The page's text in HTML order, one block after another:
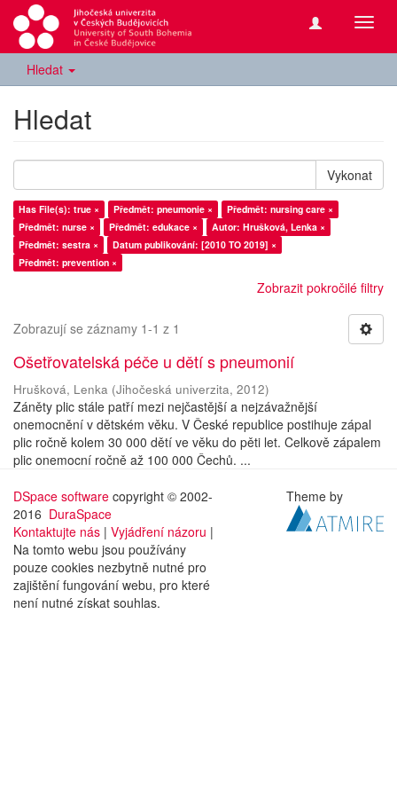
Hledat
Hledat
Vykonat
Has File(s): true × Předmět: pneumonie ×
Předmět: nursing care ×
Předmět: nurse ×
Předmět: edukace ×
Autor: Hrušková, Lenka ×
Předmět: sestra ×
Datum publikování: [2010 TO 2019] ×
Předmět: prevention ×
Zobrazit pokročilé filtry
Zobrazují se záznamy 1-1 z 1
Ošetřovatelská péče u dětí s pneumonií
Hrušková, Lenka (Jihočeská univerzita, 2012)
Záněty plic stále patří mezi nejčastější a nejzávažnější
onemocnění v dětském věku. V České republice postihuje zápal
plic ročně kolem 30 000 dětí ve věku do pěti let. Celkově zápalem
plic onemocní ročně až 100 000 Čechů. ...
DSpace software copyright © 2002-
2016 DuraSpace
Kontaktujte nás | Vyjádření názoru |
Na tomto webu jsou používány
pouze cookies nezbytně nutné pro
zajištění fungování webu, pro které
není nutné získat souhlas.
Theme by